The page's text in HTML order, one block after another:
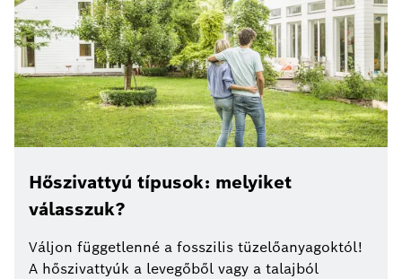
Hőszivattyú típusok: melyiket
válasszuk?
Váljon függetlenné a fosszilis tüzelőanyagoktól!
A hőszivattyúk a levegőből vagy a talajból